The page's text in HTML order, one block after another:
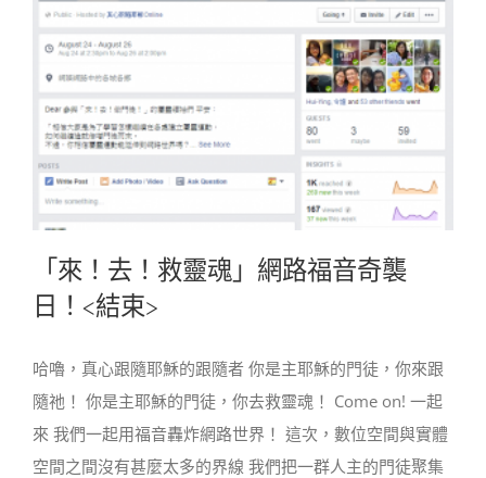
「來！去！救靈魂」網路福音奇襲
日！<結束>
哈嚕，真心跟隨耶穌的跟隨者 你是主耶穌的門徒，你來跟
隨祂！ 你是主耶穌的門徒，你去救靈魂！ Come on! 一起
來 我們一起用福音轟炸網路世界！ 這次，數位空間與實體
空間之間沒有甚麼太多的界線 我們把一群人主的門徒聚集